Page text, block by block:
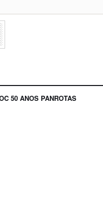
50 ANOS PANROTAS